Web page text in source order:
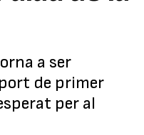
a ser
de primer
per al